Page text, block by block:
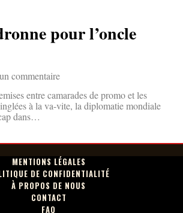
pour l’oncle
commentaire
entre camarades de promo et les
à la va-vite, la diplomatie mondiale
dans…
MENTIONS LÉGALES
DE CONFIDENTIALITÉ
À PROPOS DE NOUS
CONTACT
FAQ